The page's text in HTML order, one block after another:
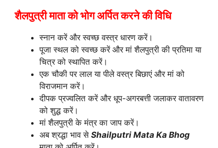
शैलपुत्री माता को भोग अर्पित करने की विधि
स्नान करें और स्वच्छ वस्त्र धारण करें।
पूजा स्थल को स्वच्छ करें और मां शैलपुत्री की प्रतिमा या
चित्र को स्थापित करें।
एक चौकी पर लाल या पीले वस्त्र बिछाएं और मां को
विराजमान करें।
दीपक प्रज्वलित करें और धूप-अगरबत्ती जलाकर वातावरण
को शुद्ध करें।
मां शैलपुत्री के मंत्र का जाप करें।
अब श्रद्धा भाव से Shailputri Mata Ka Bhog